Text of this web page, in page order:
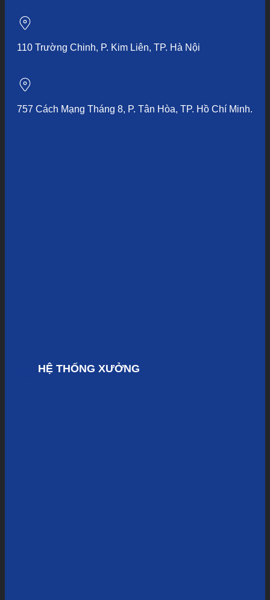
110 Trường Chinh, P. Kim Liên, TP. Hà Nội
757 Cách Mạng Tháng 8, P. Tân Hòa, TP. Hồ Chí Minh.
HỆ THỐNG XƯỞNG